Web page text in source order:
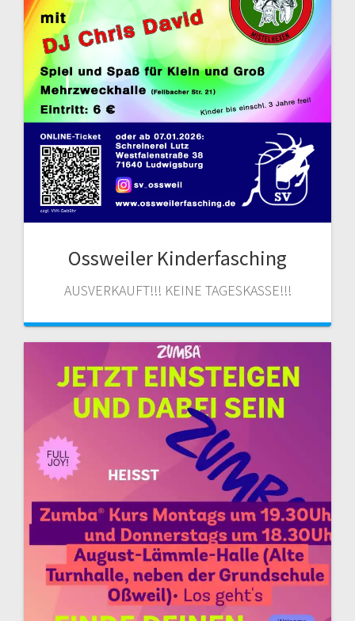
Ossweiler Kinderfasching
AUSVERKAUFT!!! KEINE TAGESKASSE!!!